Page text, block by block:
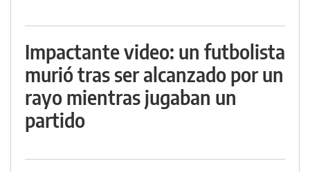
Impactante video: un futbolista
murió tras ser alcanzado por un
rayo mientras jugaban un
partido